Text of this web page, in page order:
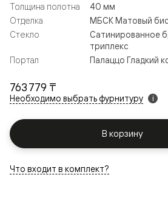
763 779 ₸
Необходимо выбрать фурнитуру i
В корзину
Толщина полотна
40 мм
Отделка
МБСК Матовый
Стекло
Сатинированное
триплекс
Портал
Палаццо Гладкий
Что входит в комплект?